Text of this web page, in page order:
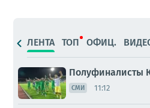
ЛЕНТА ТОП ОФИЦ.
Полуфиналисты
СМИ 11:12